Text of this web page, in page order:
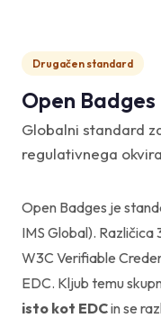
Drugačen standard
Open Badges
Globalni standard
regulativnega
Open Badges je
IMS Global).
W3C Verifiable
EDC. Kljub temu
isto kot EDCin se